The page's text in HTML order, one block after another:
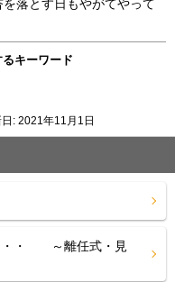
落とす日もやがてやって
キーワード
: 2021年11月1日
・・ ～離任式・見